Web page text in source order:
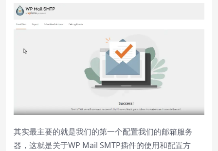
其实最主要的就是我们的第一个配置我们的邮箱服务
器，这就是关于WP Mail SMTP插件的使用和配置方